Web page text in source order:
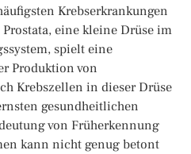
Krebserkrankungen
eine kleine Drüse im
spielt eine
Produktion von
Krebszellen in dieser Drüse
gesundheitlichen
von Früherkennung
kann nicht genug betont